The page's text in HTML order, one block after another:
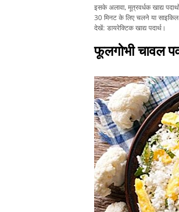
इसके अलावा, मूत्रवर्धक खाद्य
30 मिनट के लिए चलने या
देखें: डायरेक्टिक खाद्य पदार्थ।
फूलगोभी चावल